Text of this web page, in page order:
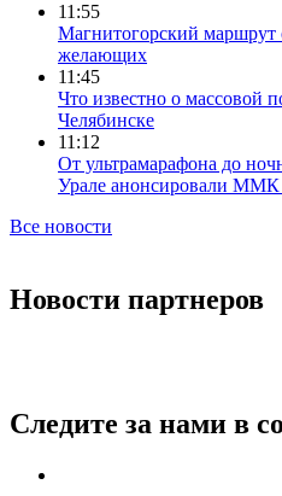
11:55
Магнитогорский маршрут
желающих
11:45
Что известно о массовой
Челябинске
11:12
От ультрамарафона до
Урале анонсировали ММК
Все новости
Новости партнеров
Следите за нами в